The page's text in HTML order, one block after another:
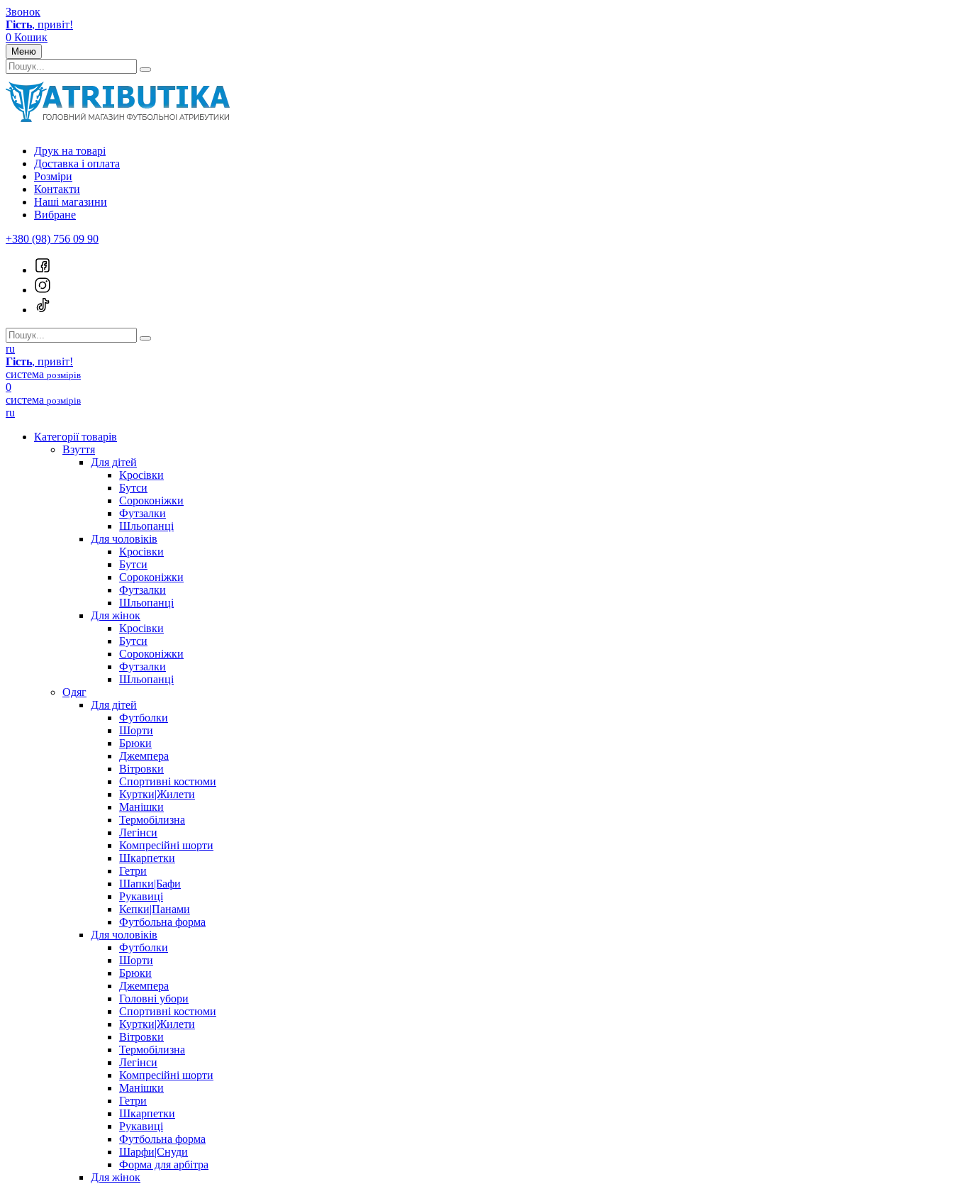
Звонок
Гість, привіт!
0 Кошик
Меню
Друк на товарі
Доставка і оплата
Розміри
Контакти
Наші магазини
Вибране
+380 (98) 756 09 90
ru
Гість, привіт!
система розмірів
0
система розмірів
ru
Категорії товарів
Взуття
Для дітей
Кросівки
Бутси
Сороконіжки
Футзалки
Шльопанці
Для чоловіків
Кросівки
Бутси
Сороконіжки
Футзалки
Шльопанці
Для жінок
Кросівки
Бутси
Сороконіжки
Футзалки
Шльопанці
Одяг
Для дітей
Футболки
Шорти
Брюки
Джемпера
Вітровки
Спортивні костюми
Куртки|Жилети
Манішки
Термобілизна
Легінси
Компресійні шорти
Шкарпетки
Гетри
Шапки|Бафи
Рукавиці
Кепки|Панами
Футбольна форма
Для чоловіків
Футболки
Шорти
Брюки
Джемпера
Головні убори
Спортивні костюми
Куртки|Жилети
Вітровки
Термобілизна
Легінси
Компресійні шорти
Манішки
Гетри
Шкарпетки
Рукавиці
Футбольна форма
Шарфи|Снуди
Форма для арбітра
Для жінок